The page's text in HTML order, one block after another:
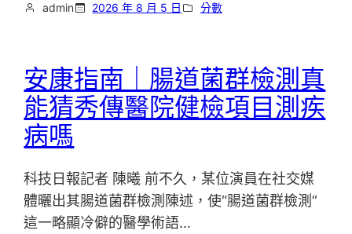
admin 2026 年 8 月 5 日 分數
安康指南｜腸道菌群檢測真
能猜秀傳醫院健檢項目測疾
病嗎
科技日報記者 陳曦 前不久，某位演員在社交媒
體曬出其腸道菌群檢測陳述，使“腸道菌群檢測”
這一略顯冷僻的醫學術語…